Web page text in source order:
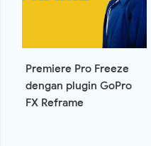
Premiere Pro Freeze
dengan plugin GoPro
FX Reframe